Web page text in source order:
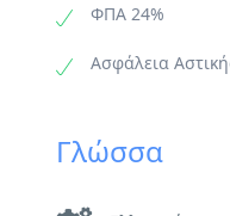
ΦΠΑ 24%
Ασφάλεια
Γλώσσα